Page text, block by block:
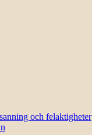
och felaktigheter